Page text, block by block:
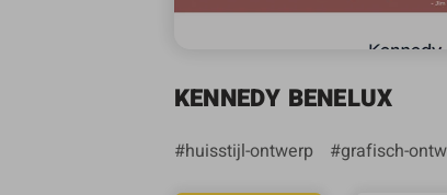
KENNEDY BENELUX
huisstijl-ontwerp grafisch-